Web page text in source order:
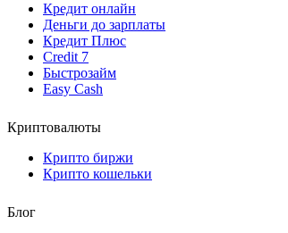
Кредит онлайн
Деньги до зарплаты
Кредит Плюс
Credit 7
Быстрозайм
Easy Cash
Криптовалюты
Крипто биржи
Крипто кошельки
Блог